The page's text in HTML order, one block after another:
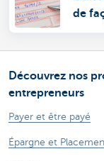
de
Découvrez nos
entrepreneurs
Payer et être payé
Épargne et